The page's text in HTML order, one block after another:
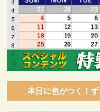
本日に色がつく！